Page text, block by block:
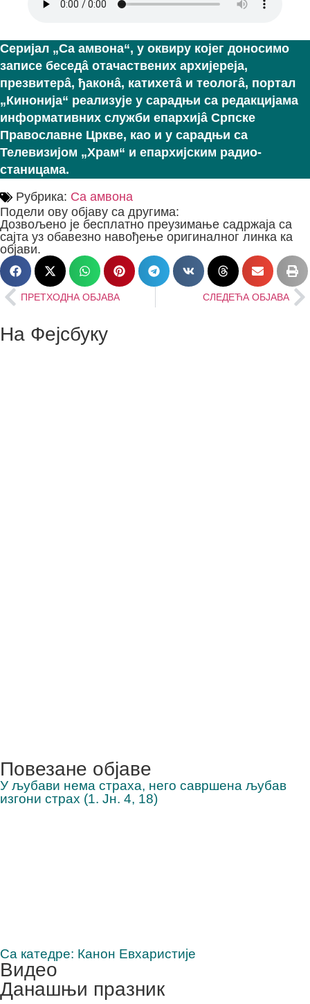
Серијал „Са амвона“, у оквиру којег доносимо
записе беседâ отачаствених архијереја,
презвитерâ, ђаконâ, катихетâ и теологâ, портал
„Кинонија“ реализује у сарадњи са редакцијама
информативних служби епархијâ Српске
Православне Цркве, као и у сарадњи са
Телевизијом „Храм“ и епархијским радио-
станицама.
Рубрика: Са амвона
Подели ову објаву са другима:
Дозвољено је бесплатно преузимање садржаја са
сајта уз обавезно навођење оригиналног линка ка
објави.
ПРЕТХОДНА ОБЈАВА СЛЕДЕЋА ОБЈАВА
На Фејсбуку
Повезане објаве
У љубави нема страха, него савршена љубав
изгони страх (1. Јн. 4, 18)
Са катедре: Канон Евхаристије
Видео
Данашњи празник